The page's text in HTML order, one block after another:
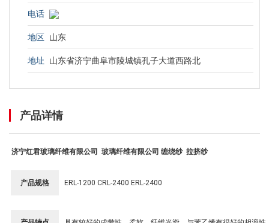
电话
地区 山东
地址 山东省济宁曲阜市陵城镇孔子大道西路北
产品详情
济宁红君玻璃纤维有限公司 玻璃纤维有限公司 缠绕纱 拉挤纱
产品规格 ERL-1200 CRL-2400 ERL-2400